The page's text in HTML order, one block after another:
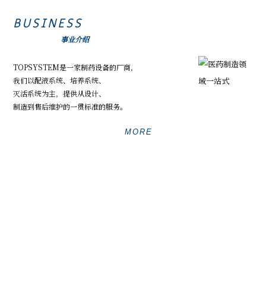
BUSINESS
事业介绍
TOPSYSTEM是一家制药设备的厂商，
我们以配液系统、培养系统、
灭活系统为主，提供从设计、
制造到售后维护的一贯标准的服务。
MORE